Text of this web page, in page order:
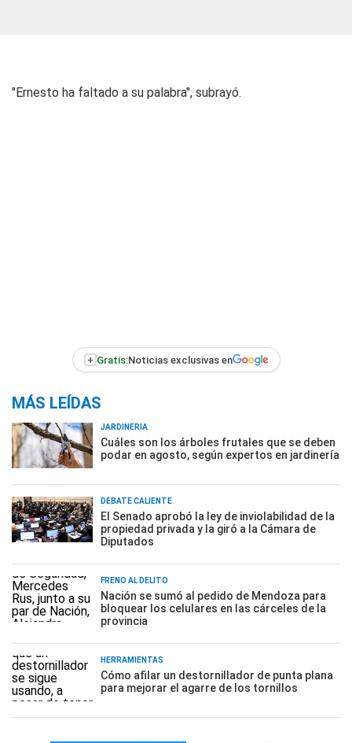
"Ernesto ha faltado a su palabra", subrayó.
+ Gratis:Noticias exclusivas en
MÁS LEÍDAS
JARDINERÍA
Cuáles son los árboles frutales que se deben
podar en agosto, según expertos en jardinería
DEBATE CALIENTE
El Senado aprobó la ley de inviolabilidad de la
propiedad privada y la giró a la Cámara de
Diputados
FRENO AL DELITO
Nación se sumó al pedido de Mendoza para
bloquear los celulares en las cárceles de la
provincia
HERRAMIENTAS
Cómo afilar un destornillador de punta plana
para mejorar el agarre de los tornillos